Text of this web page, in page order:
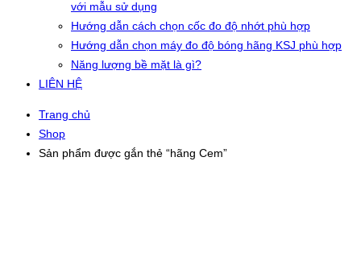
với mẫu sử dụng
Hướng dẫn cách chọn cốc đo độ nhớt phù hợp
Hướng dẫn chọn máy đo độ bóng hãng KSJ phù hợp
Năng lượng bề mặt là gì?
LIÊN HỆ
Trang chủ
Shop
Sản phẩm được gắn thẻ “hãng Cem”